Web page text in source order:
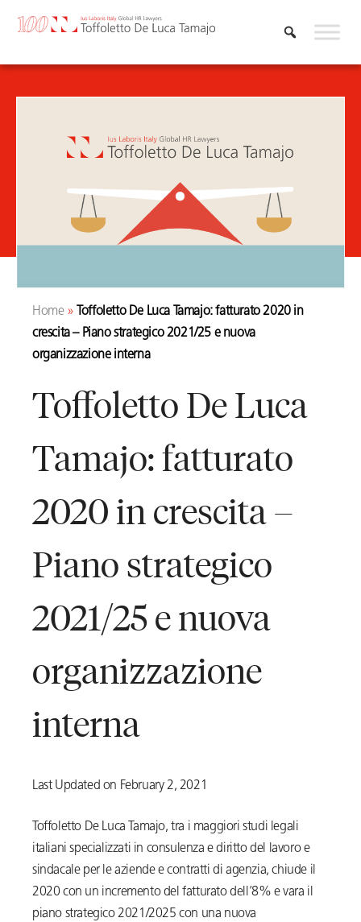
Home»
Toffoletto De Luca Tamajo: fatturato 2020 in
crescita – Piano strategico 2021/25 e nuova
organizzazione interna
Toffoletto De Luca
Tamajo: fatturato
2020 in crescita –
Piano strategico
2021/25 e nuova
organizzazione
interna
Last Updated on February 2, 2021
Toffoletto De Luca Tamajo, tra i maggiori studi legali
italiani specializzati in consulenza e diritto del lavoro e
sindacale per le aziende e contratti di agenzia, chiude il
2020 con un incremento del fatturato dell’8% e vara il
piano strategico 2021/2025 con una nuova